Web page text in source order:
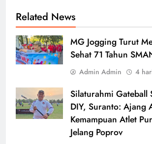
Related News
MG Jogging Turut
Sehat 71 Tahun
Admin Admin 4
Silaturahmi Gateball
DIY, Suranto: Ajang
Kemampuan Atlet
Jelang Poprov